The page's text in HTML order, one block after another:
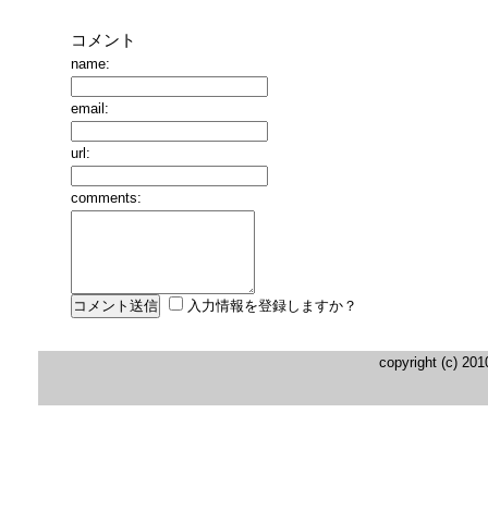
コメント
name:
email:
url:
comments:
入力情報を登録しますか？
copyright (c)